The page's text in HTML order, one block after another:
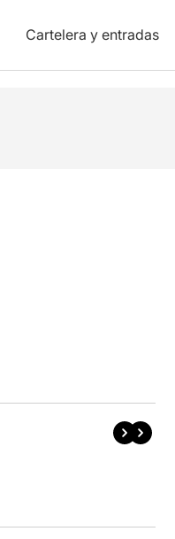
Cartelera y entradas